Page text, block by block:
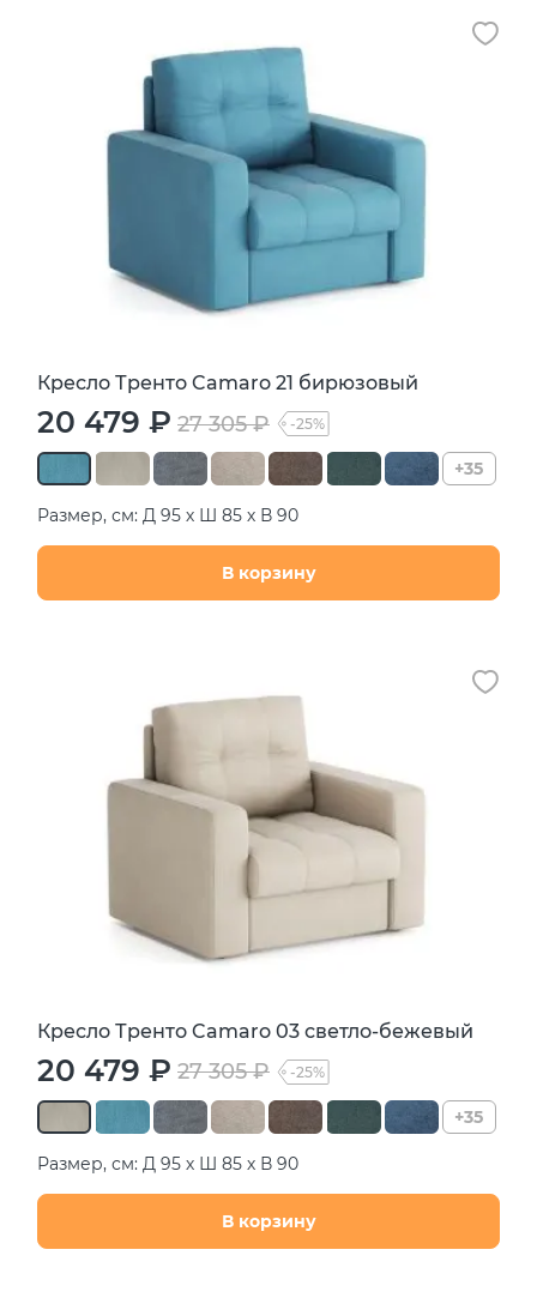
Кресло Тренто Camaro 21 бирюзовый
20 479 ₽ 27 305 ₽ -25%
+35
Размер, см: Д 95 х Ш 85 х В 90
В корзину
Кресло Тренто Camaro 03 светло-бежевый
20 479 ₽ 27 305 ₽ -25%
+35
Размер, см: Д 95 х Ш 85 х В 90
В корзину